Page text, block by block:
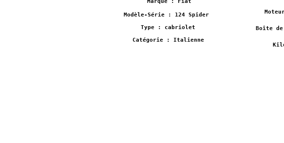
Marque : Fiat
Modèle-Série : 124 Spider
Type : cabriolet
Catégorie : Italienne
Boîte